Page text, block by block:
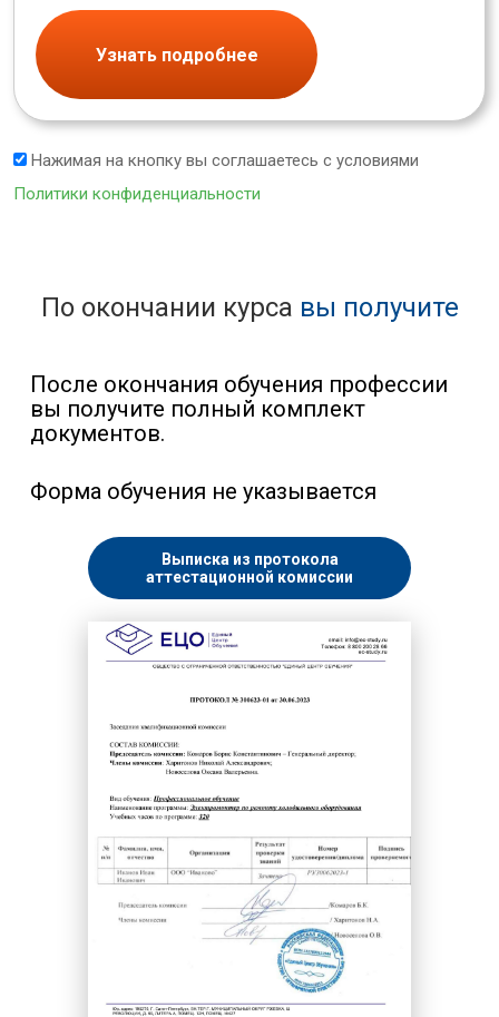
Узнать подробнее
Нажимая на кнопку вы соглашаетесь с условиями
Политики конфиденциальности
По окончании курса вы получите
После окончания обучения профессии
вы получите полный комплект
документов.
Форма обучения не указывается
Выписка из протокола
аттестационной комиссии